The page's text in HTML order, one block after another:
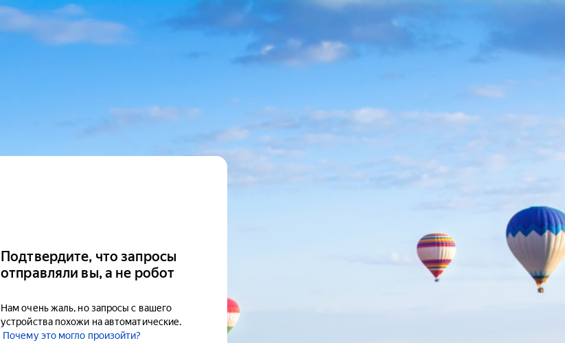
Подтвердите, что запросы
отправляли вы, а не робот
Нам очень жаль, но запросы с вашего
устройства похожи на автоматические.
Почему это могло произойти?